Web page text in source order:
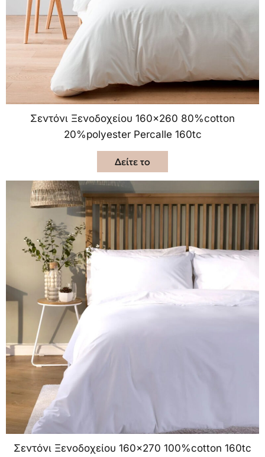
Σεντόνι Ξενοδοχείου 160×260 80%cotton
20%polyester Percalle 160tc
Δείτε το
Σεντόνι Ξενοδοχείου 160×270 100%cotton 160tc